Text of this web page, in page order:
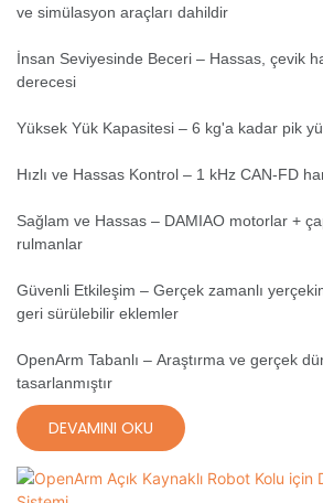
ve simülasyon araçları dahildir
İnsan Seviyesinde Beceri – Hassas, çevik
derecesi
Yüksek Yük Kapasitesi – 6 kg'a kadar pik
Hızlı ve Hassas Kontrol – 1 kHz CAN-FD
Sağlam ve Hassas – DAMIAO motorlar +
rulmanlar
Güvenli Etkileşim – Gerçek zamanlı
geri sürülebilir eklemler
OpenArm Tabanlı – Araştırma ve gerçek
tasarlanmıştır
DEVAMINI OKU